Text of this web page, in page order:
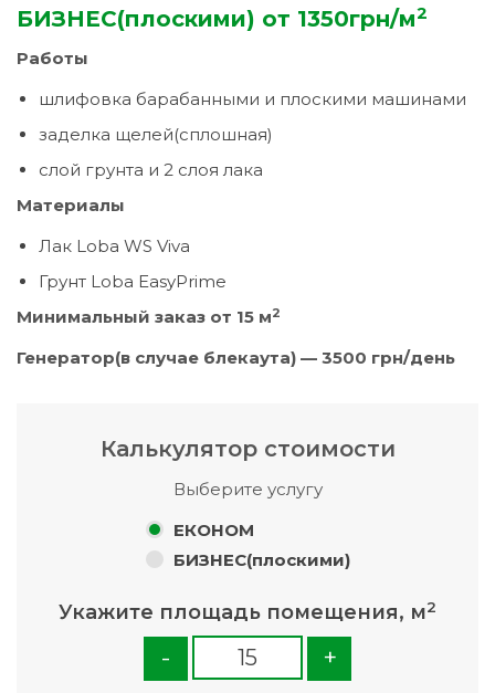
БИЗНЕС(плоскими) от 1350грн/м2
Работы
шлифовка барабанными и плоскими машинами
заделка щелей(сплошная)
слой грунта и 2 слоя лака
Материалы
Лак Loba WS Viva
Грунт Loba EasyPrime
Минимальный заказ от 15 м2
Генератор(в случае блекаута) — 3500 грн/день
Калькулятор стоимости
Выберите услугу
ЕКОНОМ
БИЗНЕС(плоскими)
Укажите площадь помещения, м2
- +